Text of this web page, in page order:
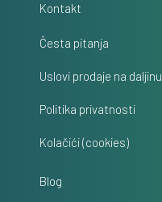
Kontakt
Česta pitanja
Uslovi prodaje na daljinu
Politika privatnosti
Kolačići (cookies)
Blog